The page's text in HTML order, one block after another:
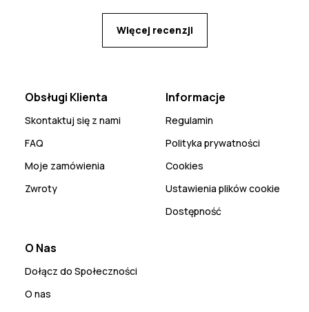
Więcej recenzji
Obsługi Klienta
Skontaktuj się z nami
FAQ
Moje zamówienia
Zwroty
Informacje
Regulamin
Polityka prywatności
Cookies
Ustawienia plików cookie
Dostępność
O Nas
Dołącz do Społeczności
O nas